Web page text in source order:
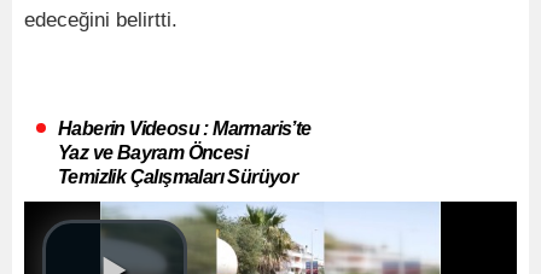
edeceğini belirtti.
Haberin Videosu : Marmaris’te
Yaz ve Bayram Öncesi
Temizlik Çalışmaları Sürüyor